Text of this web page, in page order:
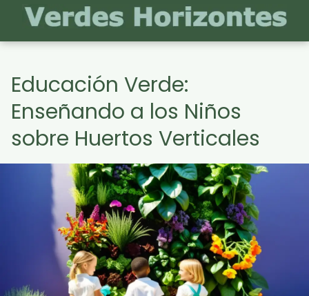
Educación Verde:
Enseñando a los Niños
sobre Huertos Verticales